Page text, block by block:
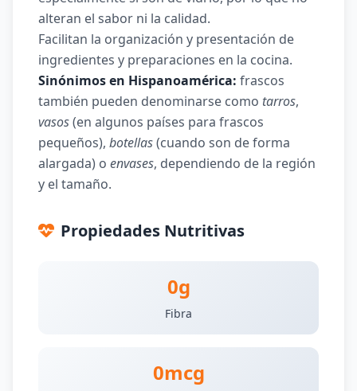
alteran el sabor ni la calidad.
Facilitan la organización y presentación de
ingredientes y preparaciones en la cocina.
Sinónimos en Hispanoamérica: frascos
también pueden denominarse como tarros,
vasos(en algunos países para frascos
pequeños), botellas(cuando son de forma
alargada) o envases, dependiendo de la región
y el tamaño.
Propiedades Nutritivas
0g
Fibra
0mcg